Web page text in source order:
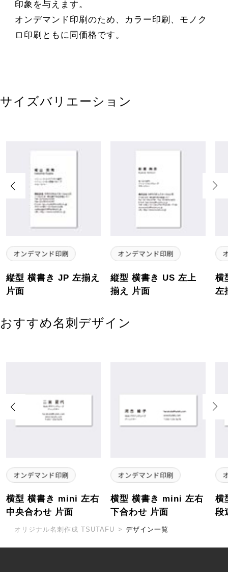
印象を与えます。
オンデマンド印刷のため、カラー印刷、モノク
ロ印刷ともに同価格です。
サイズバリエーション
縦型 横書き JP 左揃え
片面
縦型 横書き US 左上
揃え 片面
横
左
Previous
おすすめ名刺デザイン
横型 横書き mini 左右
中央合わせ 片面
横型 横書き mini 左右
下合わせ 片面
横
段
Previous
オリジナル名刺作成 TSUTAFU > デザイン一覧